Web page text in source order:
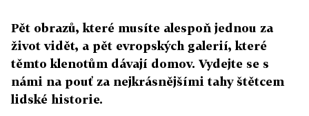
Pět obrazů, které musíte alespoň jednou za
život vidět, a pět evropských galerií, které
těmto klenotům dávají domov. Vydejte se s
námi na pouť za nejkrásnějšími tahy štětcem
lidské historie.